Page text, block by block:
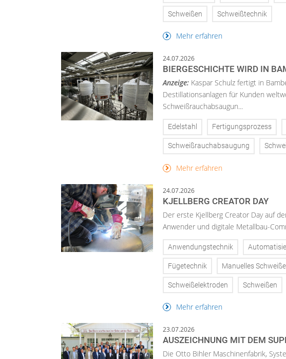
Schweißen Schweißtechnik
Mehr erfahren
24.07.2026
BIERGESCHICHTE WIRD IN
Anzeige: Kaspar Schulz fertigt in
Destillationsanlagen für Kunden
Schweißrauchabsaugun...
Edelstahl Fertigungsprozess
Schweißrauchabsaugung
Mehr erfahren
24.07.2026
KJELLBERG CREATOR DAY
Der erste Kjellberg Creator Day auf
Anwender und digitale Metallbau-
Anwendungstechnik
Fügetechnik Manuelles
Schweißelektroden Schweißen
Mehr erfahren
23.07.2026
AUSZEICHNUNG MIT DEM
Die Otto Bihler Maschinenfabrik,